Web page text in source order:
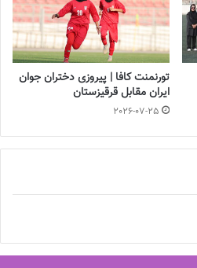
تورنمنت کافا | پیروزی دختران جوان
ایران مقابل قرقیزستان
2026-07-25